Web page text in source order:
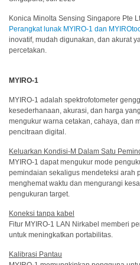
Pelapis
Produk
Perawatan
Plastik
Pra
Tekan
dan
Percetakan
Tekstil
Produk
Pengukuran
Warna
Konica Minolta Sensing Singapore Pte
Perangkat lunak MYIRO-1 dan
inovatif, mudah digunakan, dan akurat
percetakan.
MYIRO-1
MYIRO-1 adalah spektrofotometer
kesederhanaan, akurasi, dan harga
mengukur warna cetakan, cahaya, dan
pencitraan digital.
Keluarkan Kondisi-M Dalam Satu
MYIRO-1 dapat mengukur mode
pemindaian sekaligus mendeteksi arah
menghemat waktu dan mengurangi
pengukuran target.
Koneksi tanpa kabel
Fitur MYIRO-1 LAN Nirkabel memberi
untuk meningkatkan portabilitas.
Kalibrasi Pantau